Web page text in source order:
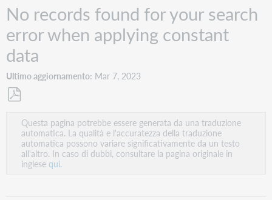
No records found for your search
error when applying constant
data
Ultimo aggiornamento Mar 7, 2023
come
PDF
Questa pagina potrebbe essere generata da una traduzione
automatica. La qualità e l'accuratezza della traduzione
automatica possono variare significativamente da un testo
all'altro. In caso di dubbi, consultare la pagina originale in
inglesequi.